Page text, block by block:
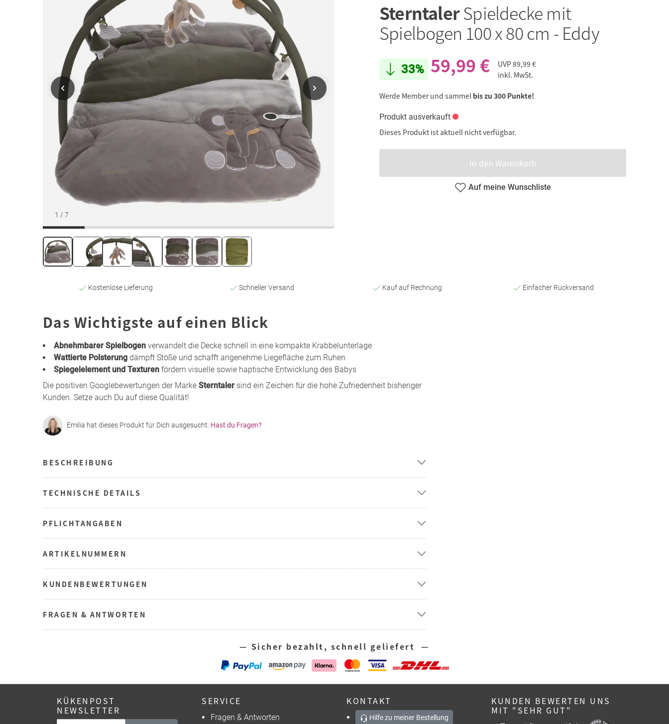
1 / 7
SterntalerSpieldecke mit
Spielbogen 100 x 80 cm - Eddy
33% 59,99 € UVP89,99 €
inkl. MwSt.
Werde Member und sammel bis zu 300 Punkte!
Produkt ausverkauft
Dieses Produkt ist aktuell nicht verfügbar.
In den Warenkorb
Auf meine Wunschliste
Kostenlose Lieferung Schneller Versand Kauf auf Rechnung Einfacher Rückversand
Das Wichtigste auf einen Blick
Abnehmbarer Spielbogen verwandelt die Decke schnell in eine kompakte Krabbelunterlage
Wattierte Polsterung dämpft Stöße und schafft angenehme Liegefläche zum Ruhen
Spiegelelement und Texturen fördern visuelle sowie haptische Entwicklung des Babys
Die positiven Googlebewertungen der Marke Sterntaler sind ein Zeichen für die hohe Zufriedenheit bisheriger
Kunden. Setze auch Du auf diese Qualität!
Emilia hat dieses Produkt für Dich ausgesucht. Hast du Fragen?
BESCHREIBUNG
TECHNISCHE DETAILS
PFLICHTANGABEN
ARTIKELNUMMERN
KUNDENBEWERTUNGEN
FRAGEN & ANTWORTEN
— Sicher bezahlt, schnell geliefert —
KÜKENPOST
NEWSLETTER
SERVICE
Fragen & Antworten
KONTAKT
Hilfe zu meiner Bestellung
KUNDEN BEWERTEN UNS
MIT "SEHR GUT"